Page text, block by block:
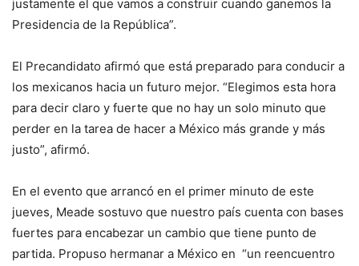
justamente el que vamos a construir cuando ganemos la
Presidencia de la República”.
El Precandidato afirmó que está preparado para conducir a
los mexicanos hacia un futuro mejor. “Elegimos esta hora
para decir claro y fuerte que no hay un solo minuto que
perder en la tarea de hacer a México más grande y más
justo”, afirmó.
En el evento que arrancó en el primer minuto de este
jueves, Meade sostuvo que nuestro país cuenta con bases
fuertes para encabezar un cambio que tiene punto de
partida. Propuso hermanar a México en “un reencuentro